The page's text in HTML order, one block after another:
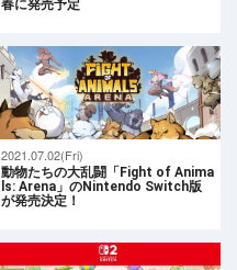
春に発売予定
2021.07.02(Fri)
動物たちの大乱闘「Fight of Anima
ls: Arena」のNintendo Switch版
が発売決定！